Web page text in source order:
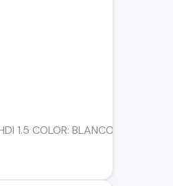
1.5 COLOR: BLANCO